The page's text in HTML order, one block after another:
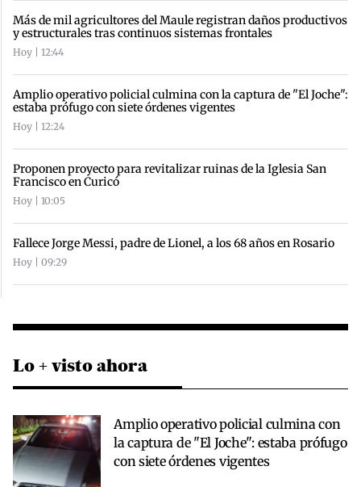
Más de mil agricultores del Maule registran daños productivos
y estructurales tras continuos sistemas frontales
Hoy | 12:44
Amplio operativo policial culmina con la captura de "El Joche":
estaba prófugo con siete órdenes vigentes
Hoy | 12:24
Proponen proyecto para revitalizar ruinas de la Iglesia San
Francisco en Curicó
Hoy | 10:05
Fallece Jorge Messi, padre de Lionel, a los 68 años en Rosario
Hoy | 09:29
Lo + visto ahora
Amplio operativo policial culmina con
la captura de "El Joche": estaba prófugo
con siete órdenes vigentes